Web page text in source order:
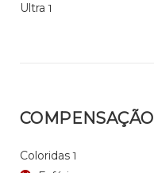
Ultra 1
COMPENSAÇÃO
Coloridas 1